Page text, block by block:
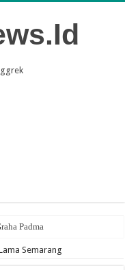
Padma
Semarang